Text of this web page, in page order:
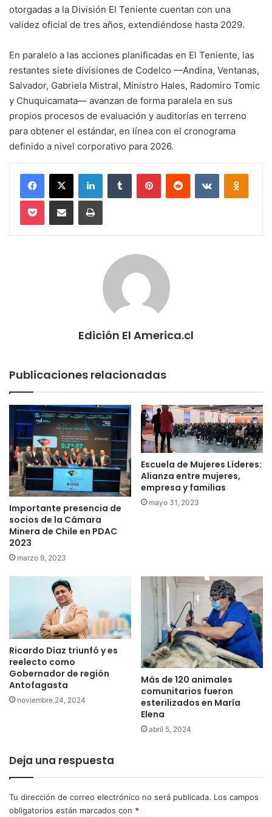
otorgadas a la División El Teniente cuentan con una
validez oficial de tres años, extendiéndose hasta 2029.
En paralelo a las acciones planificadas en El Teniente, las
restantes siete divisiones de Codelco —Andina, Ventanas,
Salvador, Gabriela Mistral, Ministro Hales, Radomiro Tomic
y Chuquicamata— avanzan de forma paralela en sus
propios procesos de evaluación y auditorías en terreno
para obtener el estándar, en línea con el cronograma
definido a nivel corporativo para 2026.
Facebook
X LinkedInTumblr PinterestReddit VKontakte
Pocket Compartir via email Imprimir
Edición El America.cl
Publicaciones relacionadas
Importante presencia de
socios de la Cámara
Minera de Chile en PDAC
2023
marzo 9, 2023
Escuela de Mujeres Líderes:
Alianza entre mujeres,
empresa y familias
mayo 31, 2023
Ricardo Díaz triunfó y es
reelecto como
Gobernador de región
Antofagasta
noviembre 24, 2024
Más de 120 animales
comunitarios fueron
esterilizados en María
Elena
abril 5, 2024
Deja una respuesta
Tu dirección de correo electrónico no será publicada. Los campos
obligatorios están marcados con *